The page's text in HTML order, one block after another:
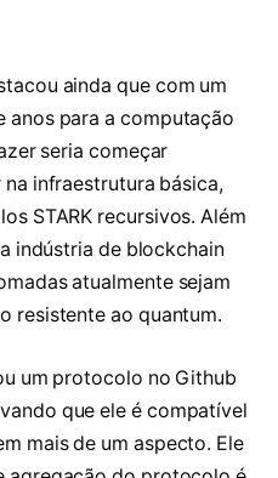
ainda que com um
anos para a computação
seria começar
infraestrutura básica,
STARK recursivos. Além
indústria de blockchain
atualmente sejam
resistente ao quantum.
um protocolo no Github
que ele é compatível
mais de um aspecto. Ele